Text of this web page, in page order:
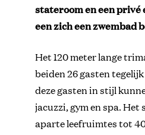
stateroom en een
een zich een zwembad
Het 120 meter lange
beiden 26 gasten
deze gasten in stijl
jacuzzi, gym en spa.
aparte leefruimtes tot